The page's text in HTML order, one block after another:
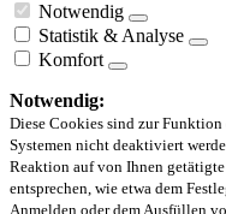
Notwendig
Statistik & Analyse
Komfort
Notwendig:
Diese Cookies sind zur
Systemen nicht deaktiviert
Reaktion auf von Ihnen
entsprechen, wie etwa dem
Anmelden oder dem Ausfüllen